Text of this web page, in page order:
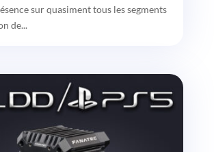
sur quasiment tous les segments
de...